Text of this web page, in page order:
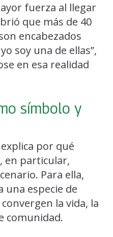
fuerza al llegar
que más de 40
encabezados
soy una de ellas”,
en esa realidad
símbolo y
por qué
en particular,
Para ella,
especie de
la vida, la
comunidad.